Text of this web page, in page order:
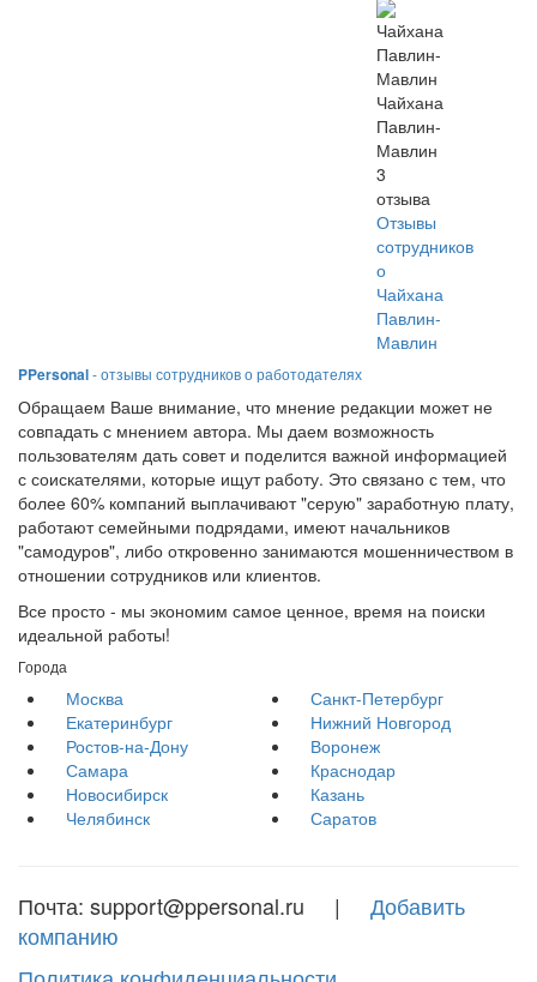
Чайхана
Павлин-
Мавлин
3
отзыва
Отзывы
сотрудников
о
Чайхана
Павлин-
Мавлин
PPersonal- отзывы сотрудников о работодателях
Обращаем Ваше внимание, что мнение редакции может не
совпадать с мнением автора. Мы даем возможность
пользователям дать совет и поделится важной информацией
с соискателями, которые ищут работу. Это связано с тем, что
более 60% компаний выплачивают "серую" заработную плату,
работают семейными подрядами, имеют начальников
"самодуров", либо откровенно занимаются мошенничеством в
отношении сотрудников или клиентов.
Все просто - мы экономим самое ценное, время на поиски
идеальной работы!
Города
Москва
Санкт-Петербург
Екатеринбург
Нижний Новгород
Ростов-на-Дону
Воронеж
Самара
Краснодар
Новосибирск
Казань
Челябинск
Саратов
Почта: support@ppersonal.ru | Добавить
компанию